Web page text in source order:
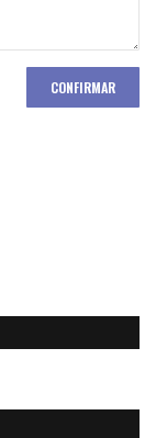
CONFIRMAR